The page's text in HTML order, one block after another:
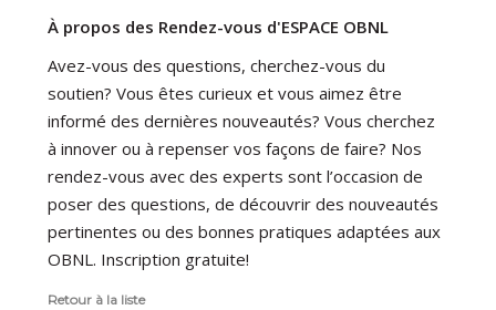
À propos des Rendez-vous d'ESPACE OBNL
Avez-vous des questions, cherchez-vous du
soutien? Vous êtes curieux et vous aimez être
informé des dernières nouveautés? Vous cherchez
à innover ou à repenser vos façons de faire? Nos
rendez-vous avec des experts sont l’occasion de
poser des questions, de découvrir des nouveautés
pertinentes ou des bonnes pratiques adaptées aux
OBNL. Inscription gratuite!
Retour à la liste